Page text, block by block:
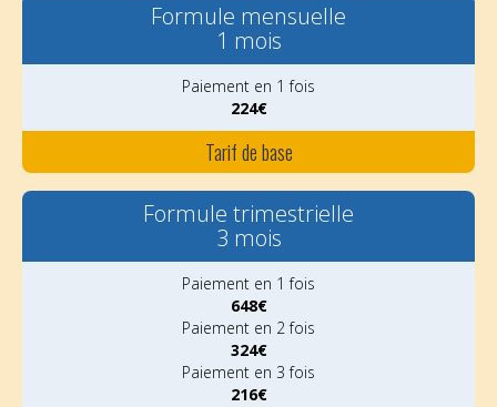
Formule mensuelle
1 mois
Paiement en 1 fois
224€
Tarif de base
Formule trimestrielle
3 mois
Paiement en 1 fois
648€
Paiement en 2 fois
324€
Paiement en 3 fois
216€